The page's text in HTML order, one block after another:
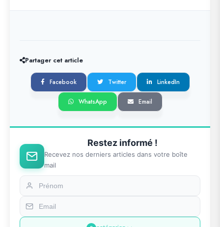
Partager cet article
Facebook Twitter LinkedIn
WhatsApp Email
Restez informé !
Recevez nos derniers articles dans votre boîte
mail